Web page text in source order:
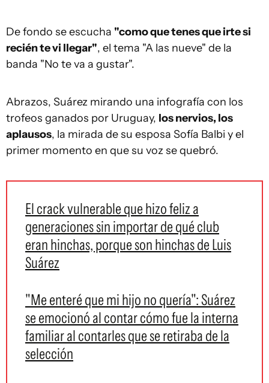
De fondo se escucha "como que tenes que irte si
recién te vi llegar", el tema "A las nueve" de la
banda "No te va a gustar".
Abrazos, Suárez mirando una infografía con los
trofeos ganados por Uruguay, los nervios, los
aplausos, la mirada de su esposa Sofía Balbi y el
primer momento en que su voz se quebró.
El crack vulnerable que hizo feliz a
generaciones sin importar de qué club
eran hinchas, porque son hinchas de Luis
Suárez
"Me enteré que mi hijo no quería": Suárez
se emocionó al contar cómo fue la interna
familiar al contarles que se retiraba de la
selección